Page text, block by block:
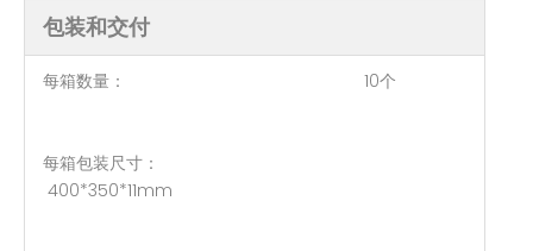
包装和交付
每箱数量： 10个
每箱包装尺寸：
400*350*11mm